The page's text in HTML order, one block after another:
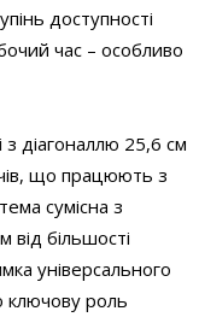
доступності
час – особливо
з діагоналлю 25,6 см
що працюють з
сумісна з
більшості
універсального
ключову роль